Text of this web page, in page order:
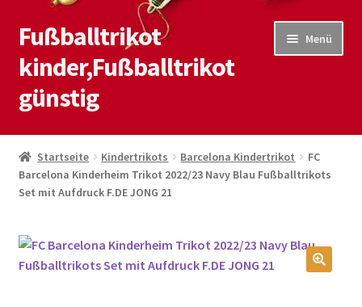
Zur
Navigation
springen
Zum
Inhalt
springen
Fußballtrikot
kinder,Fußballtrikot
günstig
Menü
Start
Blog
Kontaktiere uns
Startseite Kindertrikots Barcelona Kindertrikot
FC
Barcelona Kinderheim Trikot 2022/23 Navy Blau Fußballtrikots
Set mit Aufdruck F.DE JONG 21